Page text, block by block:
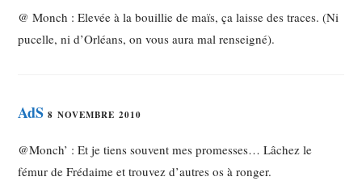
@ Monch : Elevée à la bouillie de maïs, ça laisse des traces. (Ni
pucelle, ni d’Orléans, on vous aura mal renseigné).
AdS 8 NOVEMBRE 2010
@Monch’ : Et je tiens souvent mes promesses… Lâchez le
fémur de Frédaime et trouvez d’autres os à ronger.